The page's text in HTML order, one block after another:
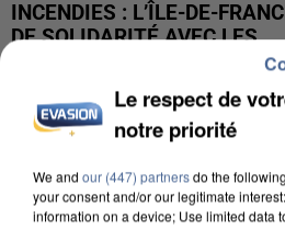
INCENDIES : L’ÎLE-DE-
DE SOLIDARITÉ AVEC LES...
Le respect de
notre priorité
We and our (447) partnersdo the
your consent and/or our legitimate
information on a device; Use limited data